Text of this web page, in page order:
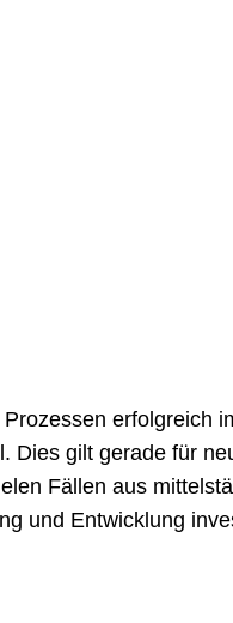
erfolgreich
gilt gerade für
Fällen aus
und Entwicklung